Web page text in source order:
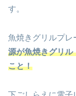
す。
魚焼きグリルプレ
源が魚焼きグリル
こと！